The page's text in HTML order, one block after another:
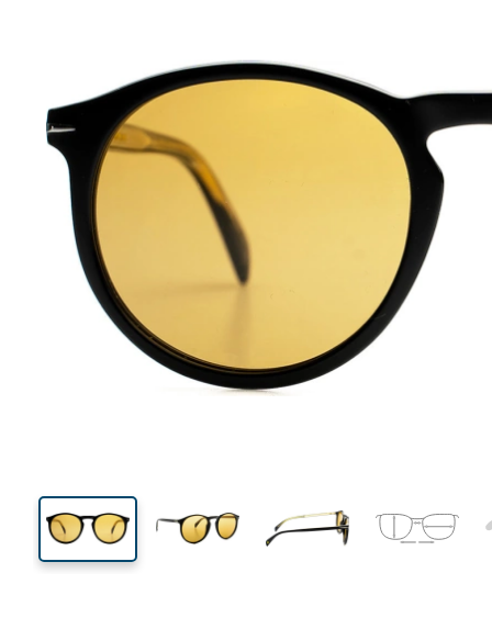
130 mm
Ширина
45 mm
Височина на стъклото
50 mm
Ширина на стъклото
Ширина
на